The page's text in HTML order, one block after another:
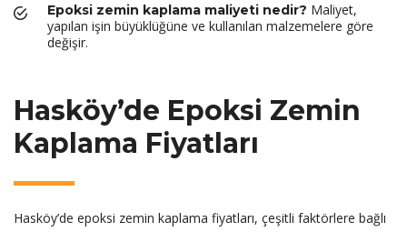
Epoksi zemin kaplama maliyeti nedir? Maliyet,
yapılan işin büyüklüğüne ve kullanılan malzemelere göre
değişir.
Hasköy’de Epoksi Zemin
Kaplama Fiyatları
Hasköy’de epoksi zemin kaplama fiyatları, çeşitli faktörlere bağlı